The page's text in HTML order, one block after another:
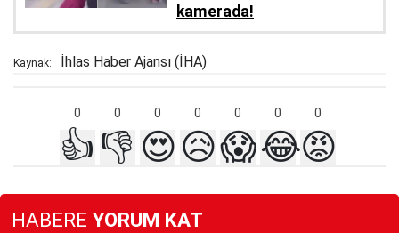
kamerada!
Kaynak: İhlas Haber Ajansı (İHA)
0 0 0 0 0 0 0
👍 👎 😍😥😱😂😡
HABERE YORUM KAT